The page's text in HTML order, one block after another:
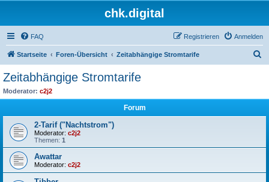
chk.digital
FAQ Anmelden
Registrieren
Startseite Foren-Übersicht Zeitabhängige Stromtarife
Zeitabhängige Stromtarife
Moderator: c2j2
Forum
2-Tarif ("Nachtstrom")
Moderator: c2j2
Themen: 1
Awattar
Moderator: c2j2